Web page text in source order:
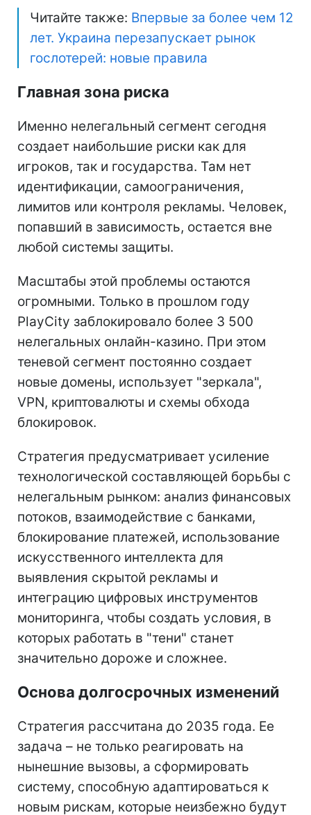
Читайте также: Впервые за более чем 12
лет. Украина перезапускает рынок
гослотерей: новые правила
Главная зона риска
Именно нелегальный сегмент сегодня
создает наибольшие риски как для
игроков, так и государства. Там нет
идентификации, самоограничения,
лимитов или контроля рекламы. Человек,
попавший в зависимость, остается вне
любой системы защиты.
Масштабы этой проблемы остаются
огромными. Только в прошлом году
PlayCity заблокировало более 3 500
нелегальных онлайн-казино. При этом
теневой сегмент постоянно создает
новые домены, использует "зеркала",
VPN, криптовалюты и схемы обхода
блокировок.
Стратегия предусматривает усиление
технологической составляющей борьбы с
нелегальным рынком: анализ финансовых
потоков, взаимодействие с банками,
блокирование платежей, использование
искусственного интеллекта для
выявления скрытой рекламы и
интеграцию цифровых инструментов
мониторинга, чтобы создать условия, в
которых работать в "тени" станет
значительно дороже и сложнее.
Основа долгосрочных изменений
Стратегия рассчитана до 2035 года. Ее
задача – не только реагировать на
нынешние вызовы, а сформировать
систему, способную адаптироваться к
новым рискам, которые неизбежно будут